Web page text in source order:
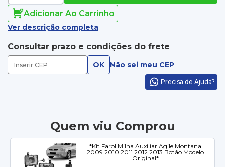
Adicionar Ao Carrinho
Ver descrição completa
Consultar prazo e condições do frete
OK Não sei meu CEP
Precisa de Ajuda?
Quem viu Comprou
*Kit Farol Milha Auxiliar Agile Montana
2009 2010 2011 2012 2013 Botão Modelo
Original*